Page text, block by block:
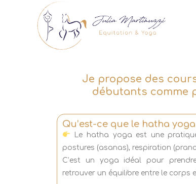
Je propose des
débutants comme
Qu’est-ce que le hatha
Le hatha yoga est une
postures (asanas), respiration
C’est un yoga idéal pour
retrouver un équilibre entre le corps